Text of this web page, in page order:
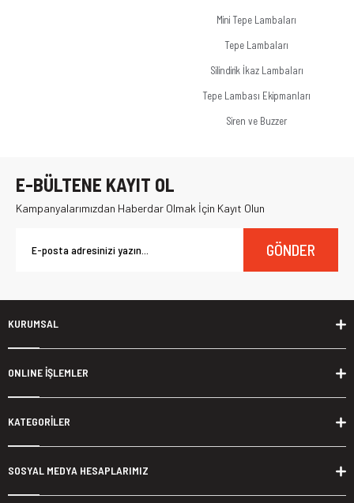
Mini Tepe Lambaları
Tepe Lambaları
Silindirik İkaz Lambaları
Tepe Lambası Ekipmanları
Siren ve Buzzer
E-BÜLTENE KAYIT OL
Kampanyalarımızdan Haberdar Olmak İçin Kayıt Olun
GÖNDER
KURUMSAL
ONLINE İŞLEMLER
KATEGORİLER
SOSYAL MEDYA HESAPLARIMIZ